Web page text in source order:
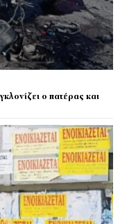
ο πατέρας και